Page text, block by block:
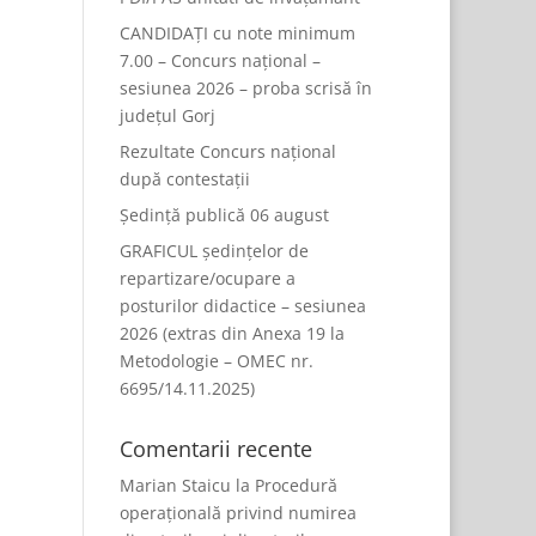
CANDIDAȚI cu note minimum
7.00 – Concurs național –
sesiunea 2026 – proba scrisă în
județul Gorj
Rezultate Concurs național
după contestații
Ședință publică 06 august
GRAFICUL ședințelor de
repartizare/ocupare a
posturilor didactice – sesiunea
2026 (extras din Anexa 19 la
Metodologie – OMEC nr.
6695/14.11.2025)
Comentarii recente
Marian Staicu la Procedură
operațională privind numirea